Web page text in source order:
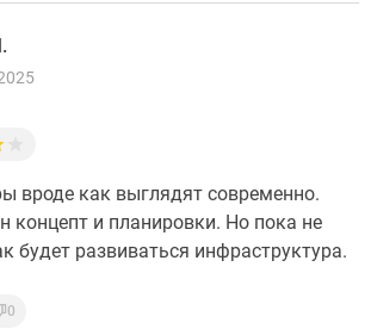
вроде как выглядят современно.
концепт и планировки. Но пока не
будет развиваться инфраструктура.
0